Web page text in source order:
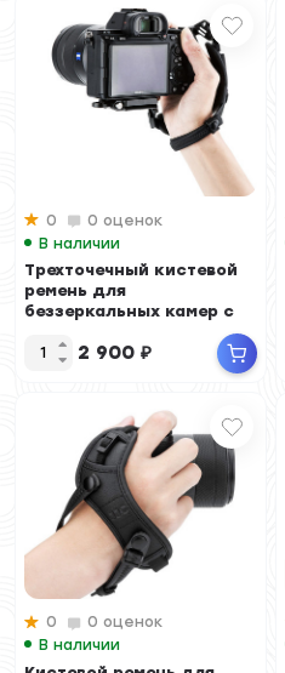
0
0 оценок
В наличии
Трехточечный кистевой
ремень для
беззеркальных камер с
площадкой Arca-Swiss
2 900 ₽
0
0 оценок
В наличии